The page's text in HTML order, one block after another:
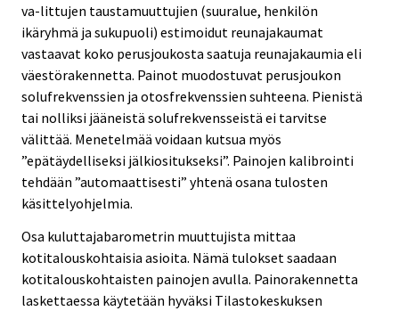
va-littujen taustamuuttujien (suuralue, henkilön
ikäryhmä ja sukupuoli) estimoidut reunajakaumat
vastaavat koko perusjoukosta saatuja reunajakaumia eli
väestörakennetta. Painot muodostuvat perusjoukon
solufrekvenssien ja otosfrekvenssien suhteena. Pienistä
tai nolliksi jääneistä solufrekvensseistä ei tarvitse
välittää. Menetelmää voidaan kutsua myös
”epätäydelliseksi jälkiositukseksi”. Painojen kalibrointi
tehdään ”automaattisesti” yhtenä osana tulosten
käsittelyohjelmia.
Osa kuluttajabarometrin muuttujista mittaa
kotitalouskohtaisia asioita. Nämä tulokset saadaan
kotitalouskohtaisten painojen avulla. Painorakennetta
laskettaessa käytetään hyväksi Tilastokeskuksen